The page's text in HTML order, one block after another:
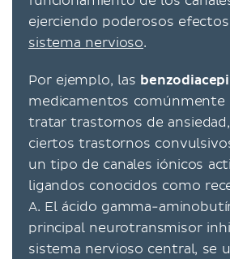
ejerciendo poderosos
sistema nervioso.
Por ejemplo, las
medicamentos comúnmente
tratar trastornos de
ciertos trastornos
un tipo de canales iónicos
ligandos conocidos como
A. El ácido gamma-
principal neurotransmisor
sistema nervioso central, se